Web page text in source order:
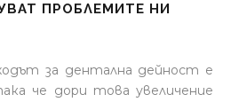
ПРОБЛЕМИТЕ НИ
за дентална дейност е
че дори това увеличение